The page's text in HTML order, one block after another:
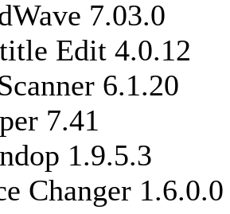
7.03.0
Edit 4.0.12
6.1.20
7.41
1.9.5.3
Changer 1.6.0.0